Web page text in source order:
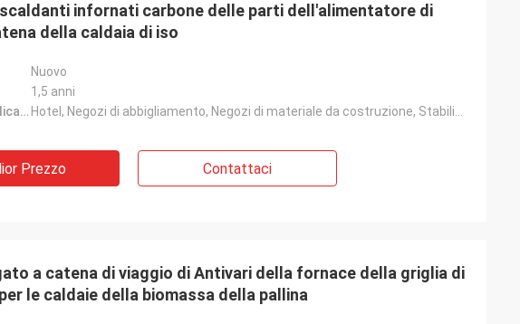
infornati carbone delle parti dell'alimentatore di
della caldaia di iso
Nuovo
1,5 anni
Industrie applicabili:
Prezzo Contattaci
a catena di viaggio di Antivari della fornace della griglia di
le caldaie della biomassa della pallina